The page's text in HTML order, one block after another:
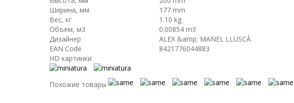
Ширина, мм
177 mm
Вес, кг
1.10 kg
Объем, м3
0.00854 m3
Дизайнер
ALEX &amp; MANEL LLUSCÀ
EAN Code
8421776044883
HD картинки
Похожие товары